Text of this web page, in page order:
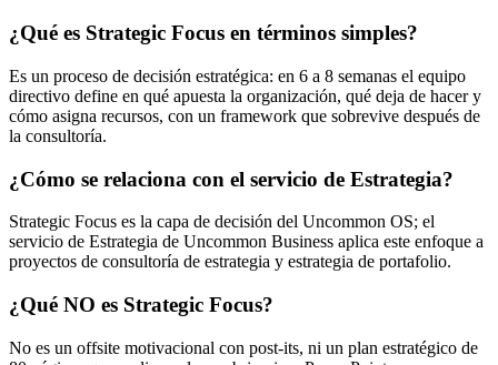
¿Qué es Strategic Focus en términos simples?
Es un proceso de decisión estratégica: en 6 a 8 semanas el equipo
directivo define en qué apuesta la organización, qué deja de hacer y
cómo asigna recursos, con un framework que sobrevive después de
la consultoría.
¿Cómo se relaciona con el servicio de Estrategia?
Strategic Focus es la capa de decisión del Uncommon OS; el
servicio de Estrategia de Uncommon Business aplica este enfoque a
proyectos de consultoría de estrategia y estrategia de portafolio.
¿Qué NO es Strategic Focus?
No es un offsite motivacional con post-its, ni un plan estratégico de